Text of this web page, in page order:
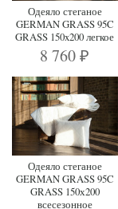
Одеяло стеганое
GERMAN GRASS 95C
GRASS 150x200 легкое
8 760₽
Одеяло стеганое
GERMAN GRASS 95C
GRASS 150х200
всесезонное